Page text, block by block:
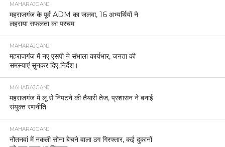
MAHARAJGANJ
महराजगंज के पूर्व ADM का जलवा, 16 अभ्यर्थियों ने
लहराया सफलता का परचम
MAHARAJGANJ
महराजगंज में नए एसपी ने संभाला कार्यभार, जनता की
समस्याएं सुनकर दिए निर्देश।
MAHARAJGANJ
महराजगंज में लू से निपटने की तैयारी तेज, प्रशासन ने बनाई
संयुक्त रणनीति
MAHARAJGANJ
नौतनवां में नकली सोना बेचने वाला ठग गिरफ्तार, कई दुकानों